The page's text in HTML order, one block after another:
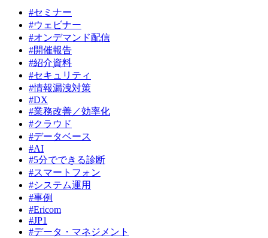
#セミナー
#ウェビナー
#オンデマンド配信
#開催報告
#紹介資料
#セキュリティ
#情報漏洩対策
#DX
#業務改善／効率化
#クラウド
#データベース
#AI
#5分でできる診断
#スマートフォン
#システム運用
#事例
#Ericom
#JP1
#データ・マネジメント